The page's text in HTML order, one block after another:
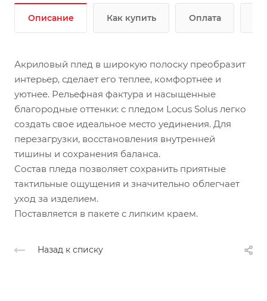
Описание Как купить Оплата
Акриловый плед в широкую полоску преобразит
интерьер, сделает его теплее, комфортнее и
уютнее. Рельефная фактура и насыщенные
благородные оттенки: с пледом Locus Solus легко
создать свое идеальное место уединения. Для
перезагрузки, восстановления внутренней
тишины и сохранения баланса.
Состав пледа позволяет сохранить приятные
тактильные ощущения и значительно облегчает
уход за изделием.
Поставляется в пакете с липким краем.
Назад к списку